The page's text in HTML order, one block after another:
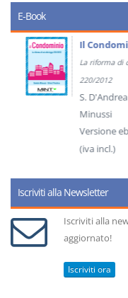
E-Book
Il
La riforma di
220/2012
S. D'Andrea
Minussi
Versione
(iva incl.)
Iscriviti alla Newsletter
Iscriviti alla
aggiornato!
Iscriviti ora